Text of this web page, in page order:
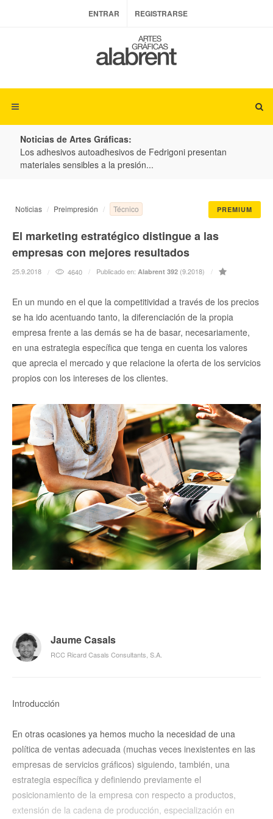
ENTRAR REGISTRARSE
Noticias de Artes Gráficas:
Los adhesivos autoadhesivos de Fedrigoni presentan
materiales sensibles a la presión...
PREMIUM
Noticias Preimpresión Técnico
El marketing estratégico distingue a las
empresas con mejores resultados
25.9.2018 4640 Publicado en: Alabrent 392 (9.2018)
En un mundo en el que la competitividad a través de los precios
se ha ido acentuando tanto, la diferenciación de la propia
empresa frente a las demás se ha de basar, necesariamente,
en una estrategia específica que tenga en cuenta los valores
que aprecia el mercado y que relacione la oferta de los servicios
propios con los intereses de los clientes.
Jaume Casals
RCC Ricard Casals Consultants, S.A.
Introducción
En otras ocasiones ya hemos mucho la necesidad de una
política de ventas adecuada (muchas veces inexistentes en las
empresas de servicios gráficos) siguiendo, también, una
estrategia específica y definiendo previamente el
posicionamiento de la empresa con respecto a productos,
extensión de la cadena de producción, especialización en